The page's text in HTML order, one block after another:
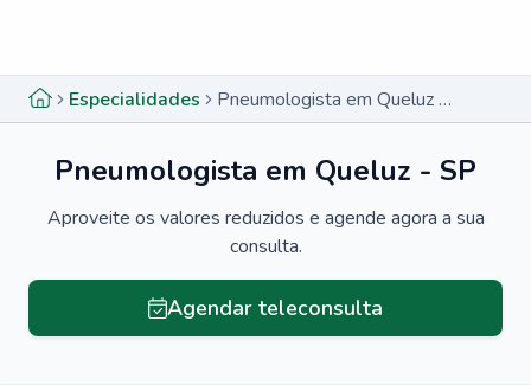
Especialidades Pneumologista em Queluz - SP
Pneumologista em Queluz - SP
Aproveite os valores reduzidos e agende agora a sua
consulta.
Agendar teleconsulta